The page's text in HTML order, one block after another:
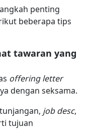
penting
beberapa tips
tawaran yang
offering letter
dengan seksama.
job desc,
tujuan